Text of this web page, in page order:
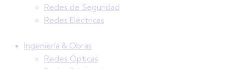
Redes de Seguridad
Redes Eléctricas
Ingeniería & Obras
Redes Ópticas